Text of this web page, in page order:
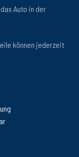
Auto in der
können jederzeit